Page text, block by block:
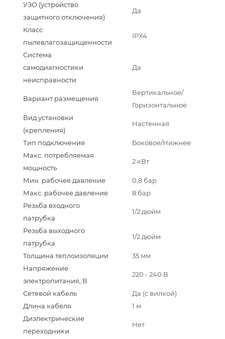
УЗО (устройство
защитного отключения)
Да
Класс
пылевлагозащищенности
IPX4
Система
самодиагностики
неисправности
Да
Вариант размещения
Вертикальное/
Горизонтальное
Вид установки
(крепления)
Настенная
Тип подключения
Боковое/Нижнее
Макс. потребляемая
мощность
2 кВт
Мин. рабочее давление
0,8 бар
Макс. рабочее давление
8 бар
Резьба входного
патрубка
1/2 дюйм
Резьба выходного
патрубка
1/2 дюйм
Толщина теплоизоляции
35 мм
Напряжение
электропитания, В
220 - 240 В
Сетевой кабель
Да (с вилкой)
Длина кабеля
1 м
Диэлектрические
переходники
Нет